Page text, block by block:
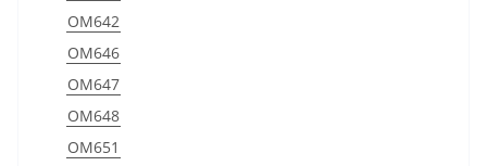
OM642
OM646
OM647
OM648
OM651